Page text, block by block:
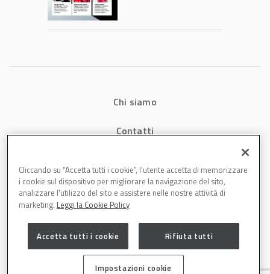
tempi e costi in
Chi siamo
Contatti
Cookies
Cliccando su “Accetta tutti i cookie”, l'utente accetta di memorizzare
i cookie sul dispositivo per migliorare la navigazione del sito,
analizzare l'utilizzo del sito e assistere nelle nostre attività di
marketing. Leggi la Cookie Policy
Accetta tutti i cookie Rifiuta tutti
Impostazioni cookie